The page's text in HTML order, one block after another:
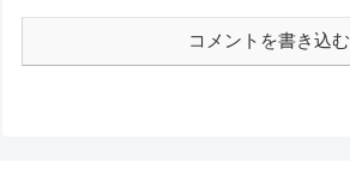
コメントを書き込む